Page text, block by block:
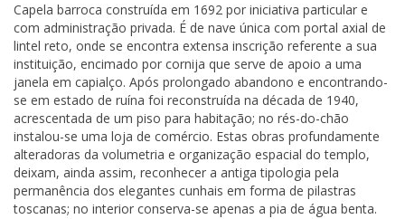
Capela barroca construída em 1692 por iniciativa particular e
com administração privada. É de nave única com portal axial de
lintel reto, onde se encontra extensa inscrição referente a sua
instituição, encimado por cornija que serve de apoio a uma
janela em capialço. Após prolongado abandono e encontrando-
se em estado de ruína foi reconstruída na década de 1940,
acrescentada de um piso para habitação; no rés-do-chão
instalou-se uma loja de comércio. Estas obras profundamente
alteradoras da volumetria e organização espacial do templo,
deixam, ainda assim, reconhecer a antiga tipologia pela
permanência dos elegantes cunhais em forma de pilastras
toscanas; no interior conserva-se apenas a pia de água benta.